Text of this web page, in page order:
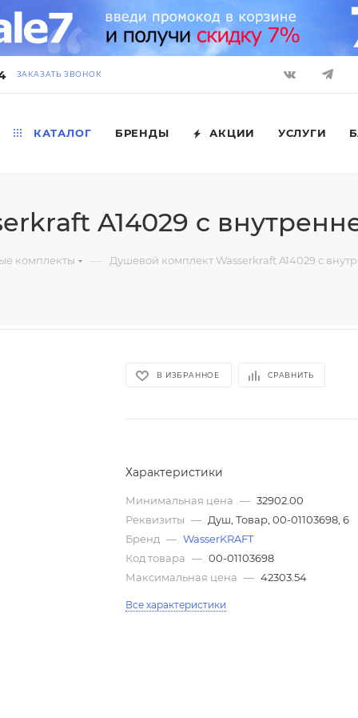
ЗАКАЗАТЬ ЗВОНОК
КАТАЛОГ БРЕНДЫ АКЦИИ УСЛУГИ
A14029 c
комплекты — Душевой комплект Wasserkraft A14029 c
В ИЗБРАННОЕ СРАВНИТЬ
Характеристики
Минимальная цена — 32902.00
Реквизиты — Душ, Товар, 00-01103698, 6
Бренд — WasserKRAFT
Код товара — 00-01103698
Максимальная цена — 42303.54
Все характеристики